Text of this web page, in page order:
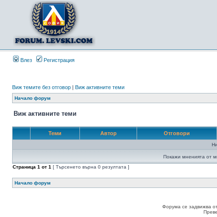
Влез Регистрация
Виж темите без отговор | Виж активните теми
Начало форум
Виж активните теми
Теми Автор Отговори
Покажи мненията от
Страница 1 от 1 [ Търсенето върна 0 резултата ]
Начало форум
Форума се задвижва